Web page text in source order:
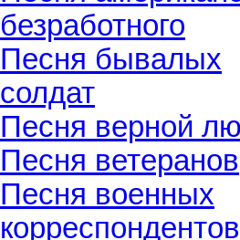
безработного
Песня бывалых
солдат
Песня верной
Песня ветеранов
Песня военных
корреспондентов